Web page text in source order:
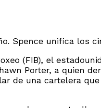
Spence unifica los
(FIB), el
Porter, a quien
de una cartelera